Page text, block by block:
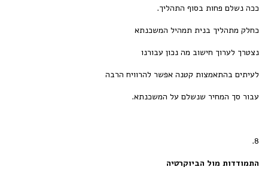
ככה נשלם פחות בסוף התהליך.
כחלק מתהליך בנית תמהיל המשכנתא
נצטרך לערוך חישוב מה נכון עבורנו
לעיתים בהתאמצות קטנה אפשר להרוויח הרבה
עבור סך המחיר שנשלם על המשכנתא.
8.
התמודדות מול הביוקרטיה